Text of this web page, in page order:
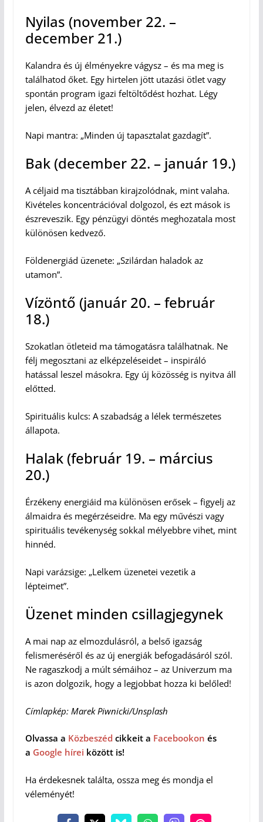
Nyilas (november 22. –
december 21.)
Kalandra és új élményekre vágysz – és ma meg is
találhatod őket. Egy hirtelen jött utazási ötlet vagy
spontán program igazi feltöltődést hozhat. Légy
jelen, élvezd az életet!
Napi mantra: „Minden új tapasztalat gazdagít”.
Bak (december 22. – január 19.)
A céljaid ma tisztábban kirajzolódnak, mint valaha.
Kivételes koncentrációval dolgozol, és ezt mások is
észreveszik. Egy pénzügyi döntés meghozatala most
különösen kedvező.
Földenergiád üzenete: „Szilárdan haladok az
utamon”.
Vízöntő (január 20. – február
18.)
Szokatlan ötleteid ma támogatásra találhatnak. Ne
félj megosztani az elképzeléseidet – inspiráló
hatással leszel másokra. Egy új közösség is nyitva áll
előtted.
Spirituális kulcs: A szabadság a lélek természetes
állapota.
Halak (február 19. – március
20.)
Érzékeny energiáid ma különösen erősek – figyelj az
álmaidra és megérzéseidre. Ma egy művészi vagy
spirituális tevékenység sokkal mélyebbre vihet, mint
hinnéd.
Napi varázsige: „Lelkem üzenetei vezetik a
lépteimet”.
Üzenet minden csillagjegynek
A mai nap az elmozdulásról, a belső igazság
felismeréséről és az új energiák befogadásáról szól.
Ne ragaszkodj a múlt sémáihoz – az Univerzum ma
is azon dolgozik, hogy a legjobbat hozza ki belőled!
Címlapkép: Marek Piwnicki/Unsplash
Olvassa a Közbeszéd cikkeit a Facebookon és
a Google hírei között is!
Ha érdekesnek találta, ossza meg és mondja el
véleményét!